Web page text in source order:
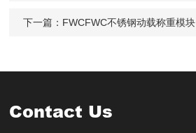
下一篇： FWCFWC不锈钢动载称重模块
Contact Us